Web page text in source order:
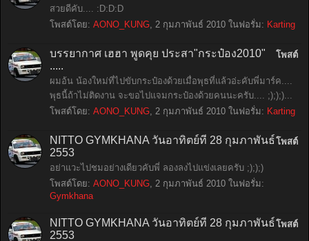
สวยดีคับ.... :D:D:D
โพสต์โดย: AONO_KUNG, 2 กุมภาพันธ์ 2010 ในฟอรั่ม: Karting
โพสต์
บรรยากาศ เฮฮา พูดคุย ประสา"กระป๋อง2010"
.....
ผมอ้น น้องใหม่ที่ไปขับกระป๋องด้วยเมื่อพุธที่แล้วอ่ะคับพี่มาร์ค....
พุธนี้ถ้าไม่ติดงาน จะขอไปแจมกระป๋องด้วยคนนะครับ.... ;););)...
โพสต์โดย: AONO_KUNG, 2 กุมภาพันธ์ 2010 ในฟอรั่ม: Karting
โพสต์
NITTO GYMKHANA วันอาทิตย์ที่ 28 กุมภาพันธ์
2553
อย่าแวะไปชมอย่างเดียวคับพี่ ลองลงไปแข่งเลยครับ ;););)
โพสต์โดย: AONO_KUNG, 2 กุมภาพันธ์ 2010 ในฟอรั่ม:
Gymkhana
โพสต์
NITTO GYMKHANA วันอาทิตย์ที่ 28 กุมภาพันธ์
2553